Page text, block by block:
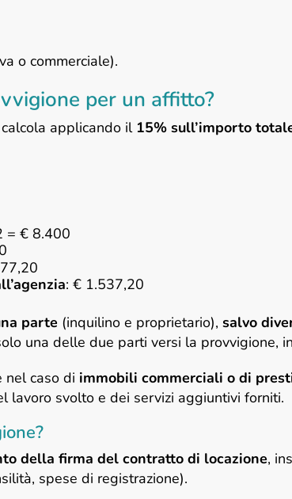
o commerciale).
per un affitto?
applicando il 15% sull’importo
= € 8.400
: € 1.537,20
parte (inquilino e proprietario), salvo
una delle due parti versi la provvigione,
nel caso di immobili commerciali o di
lavoro svolto e dei servizi aggiuntivi forniti.
della firma del contratto di locazione,
spese di registrazione).